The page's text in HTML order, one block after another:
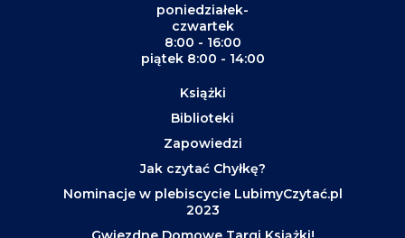
poniedziałek-
czwartek
8:00 - 16:00
piątek 8:00 - 14:00
Książki
Biblioteki
Zapowiedzi
Jak czytać Chyłkę?
Nominacje w plebiscycie LubimyCzytać.pl
2023